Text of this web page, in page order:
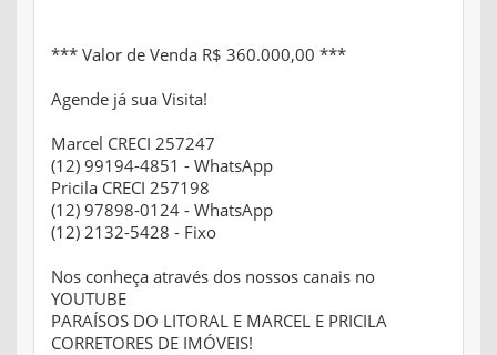
*** Valor de Venda R$ 360.000,00 ***
Agende já sua Visita!
Marcel CRECI 257247
(12) 99194-4851 - WhatsApp
Pricila CRECI 257198
(12) 97898-0124 - WhatsApp
(12) 2132-5428 - Fixo
Nos conheça através dos nossos canais no
YOUTUBE
PARAÍSOS DO LITORAL E MARCEL E PRICILA
CORRETORES DE IMÓVEIS!